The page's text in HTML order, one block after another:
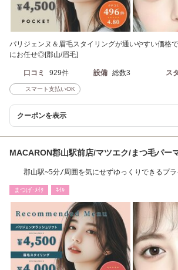
パリジェンヌ＆眉毛スタイリングが通いやすい価格
にお任せ◎[郡山/眉毛]
口コミ 929件 設備 総数3 ス
スマート支払いOK
クーポンを表示
MACARON郡山駅前店/マツエク/まつ毛パー
郡山駅~5分/周囲を気にせずゆっくりできるプラ
まつげ･ﾒｲｸ ﾈｲﾙ